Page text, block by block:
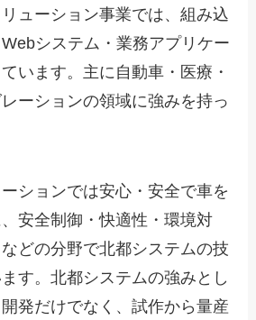
ューション事業では、組み込
システム・業務アプリケー
います。主に自動車・医療・
ーションの領域に強みを持っ
ションでは安心・安全で車を
安全制御・快適性・環境対
どの分野で北都システムの技
す。北都システムの強みとし
発だけでなく、試作から量産